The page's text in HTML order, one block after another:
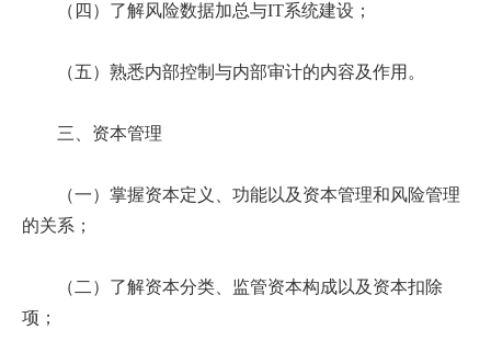
（四）了解风险数据加总与IT系统建设；
（五）熟悉内部控制与内部审计的内容及作用。
三、资本管理
（一）掌握资本定义、功能以及资本管理和风险管理
的关系；
（二）了解资本分类、监管资本构成以及资本扣除
项；